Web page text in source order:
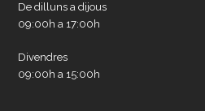
De dilluns a dijous
09:00h a 17:00h
Divendres
09:00h a 15:00h